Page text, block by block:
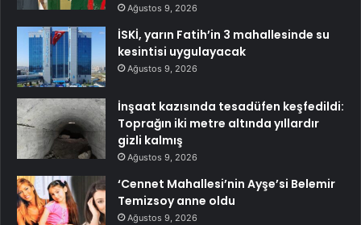
Ağustos 9, 2026
İSKİ, yarın Fatih’in 3 mahallesinde su
kesintisi uygulayacak
Ağustos 9, 2026
İnşaat kazısında tesadüfen keşfedildi:
Toprağın iki metre altında yıllardır
gizli kalmış
Ağustos 9, 2026
‘Cennet Mahallesi’nin Ayşe’si Belemir
Temizsoy anne oldu
Ağustos 9, 2026